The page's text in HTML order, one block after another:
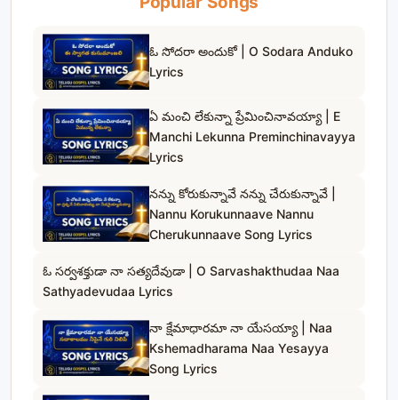
ఓ సోదరా అందుకో | O Sodara Anduko
Lyrics
ఏ మంచి లేకున్నా ప్రేమించినావయ్యా | E
Manchi Lekunna Preminchinavayya
Lyrics
నన్ను కోరుకున్నావే నన్ను చేరుకున్నావే |
Nannu Korukunnaave Nannu
Cherukunnaave Song Lyrics
ఓ సర్వశక్తుడా నా సత్యదేవుడా | O Sarvashakthudaa Naa
Sathyadevudaa Lyrics
నా క్షేమాధారమా నా యేసయ్యా | Naa
Kshemadharama Naa Yesayya
Song Lyrics